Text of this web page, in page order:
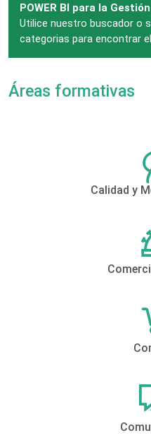
POWER BI para la
Utilice nuestro buscador o
categorias para encontrar
Áreas formativas
Calidad y